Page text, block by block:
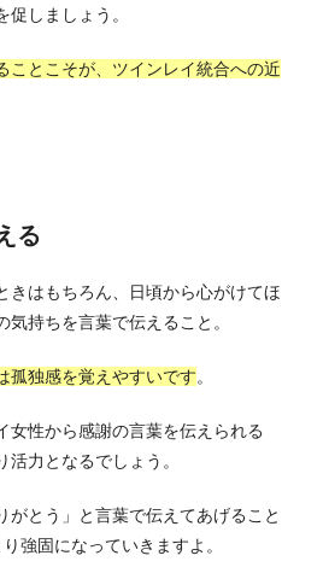
しましょう。
ことこそが、ツインレイ統合への近
る
きはもちろん、日頃から心がけてほ
気持ちを言葉で伝えること。
孤独感を覚えやすいです。
女性から感謝の言葉を伝えられる
活力となるでしょう。
がとう」と言葉で伝えてあげること
強固になっていきますよ。